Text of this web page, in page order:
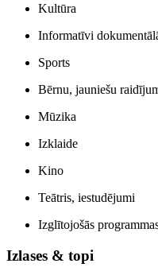
Kultūra
Informatīvi
Sports
Bērnu, jauniešu
Mūzika
Izklaide
Kino
Teātris, iestudējumi
Izglītojošās
Izlases & topi